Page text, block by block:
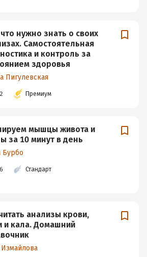
нужно знать о своих
Самостоятельная
и контроль за
здоровья
Пигулевская
Премиум
мышцы живота и
за 10 минут в день
Стандарт
анализы крови,
и кала. Домашний